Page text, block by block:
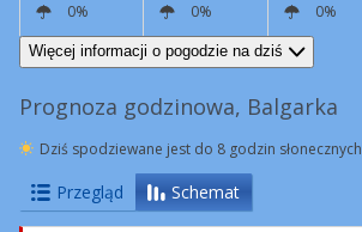
0%
0% 0%
N
19 km/h
Podmuchy
43 km/h N
16 km/h
Więcej informacji o pogodzie na dziś
Prognoza godzinowa, Balgarka
Dziś spodziewane jest do 8 godzin słonecznych
Przegląd Schemat